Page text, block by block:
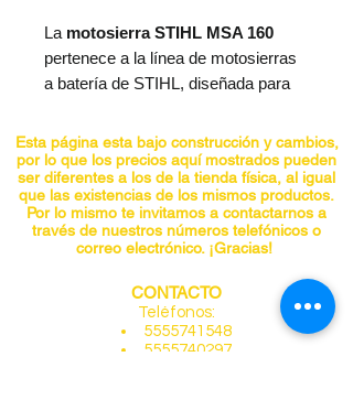
La motosierra STIHL MSA 160
pertenece a la línea de motosierras
a batería de STIHL, diseñada para
herramienta práctica, silenciosa y
libre de emisiones. Es ideal para
trabajos de poda ligera, corte de
leña y mantenimiento de jardines,
combinando potencia confiable con
un peso reducido que facilita su
motor eléctrico alimentado por
batería de 36 Vgarantiza cortes
Esta página esta bajo construcción y cambios,
por lo que los precios aquí mostrados pueden
ser diferentes a los de la tienda física, al igual
que las existencias de los mismos productos.
Por lo mismo te invitamos a contactarnos a
través de nuestros números telefónicos o
correo electrónico. ¡Gracias!
CONTACTO
Teléfonos:
5555741548
5555740297